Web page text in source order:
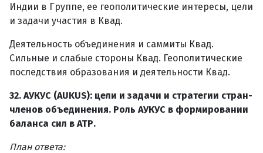
Индии в Группе, ее геополитические интересы, цели
и задачи участия в Квад.
Деятельность объединения и саммиты Квад.
Сильные и слабые стороны Квад. Геополитические
последствия образования и деятельности Квад.
32. АУКУС (AUKUS): цели и задачи и стратегии стран-
членов объединения. Роль АУКУС в формировании
баланса сил в АТР.
План ответа: